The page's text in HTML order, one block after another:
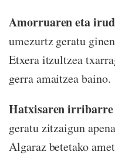
Amorruaren eta
umezurtz geratu
Etxera itzultzea
gerra amaitzea baino.
Hatxisaren irribarre
geratu zitzaigun
Algaraz betetako